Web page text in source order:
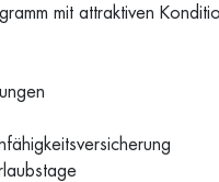
mit attraktiven